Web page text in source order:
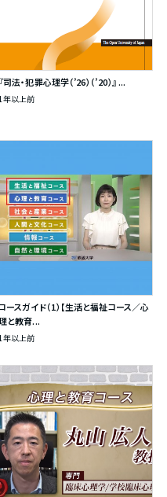
『司法・犯罪心理学（’26）（’20）』 ...
年以上前
ースガイド（1）【生活と福祉コース／心
と教育...
年以上前